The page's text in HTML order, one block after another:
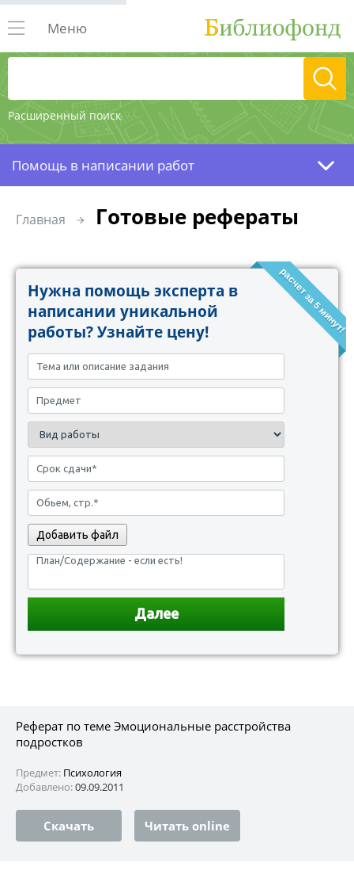
Расширенный поиск
Меню
Помощь в написании работ
Главная Готовые рефераты
расчет за 5 минут!
Нужна помощь эксперта в
написании уникальной
работы? Узнайте цену!
Добавить файл
Реферат по теме Эмоциональные расстройства
подростков
Предмет: Психология
Добавлено:09.09.2011
Скачать Читать online